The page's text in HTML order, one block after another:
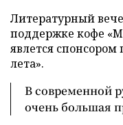
Литературный
поддержке кофе
явлется спонсором
лета».
В современной
очень большая